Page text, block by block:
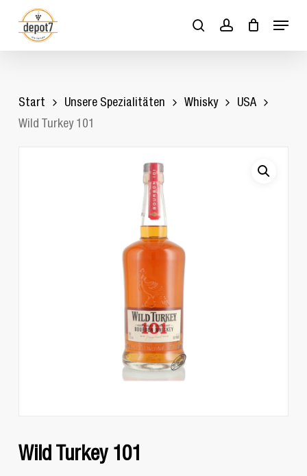
main
searchaccount
Menu
Close
Start Unsere Spezialitäten Whisky
USA
Wild Turkey 101
Wild Turkey 101